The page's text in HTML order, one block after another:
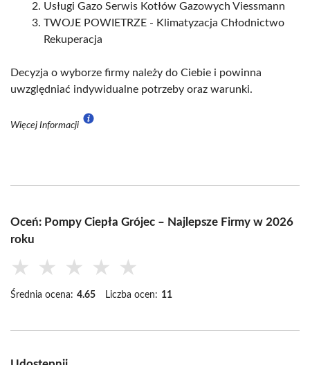
Usługi Gazo Serwis Kotłów Gazowych Viessmann
TWOJE POWIETRZE - Klimatyzacja Chłodnictwo
Rekuperacja
Decyzja o wyborze firmy należy do Ciebie i powinna
uwzględniać indywidualne potrzeby oraz warunki.
Więcej Informacji
Oceń: Pompy Ciepła Grójec – Najlepsze Firmy w 2026
roku
★ ★ ★ ★ ★
Średnia ocena: 4.65 Liczba ocen: 11